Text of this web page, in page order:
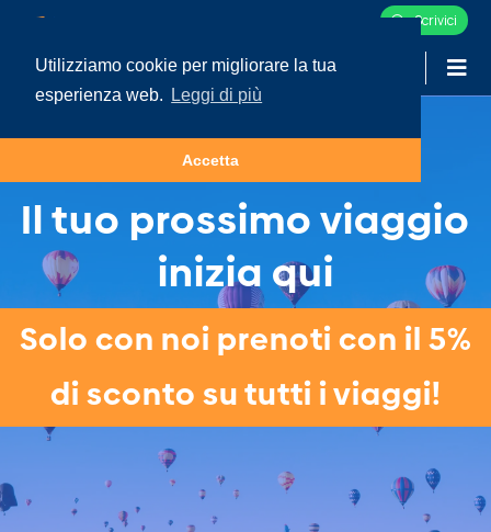
Utilizziamo cookie per migliorare la tua
esperienza web.
Leggi di più
Accetta
Scrivici
Il tuo prossimo viaggio
inizia qui
Solo con noi prenoti con il 5%
di sconto su tutti i viaggi!